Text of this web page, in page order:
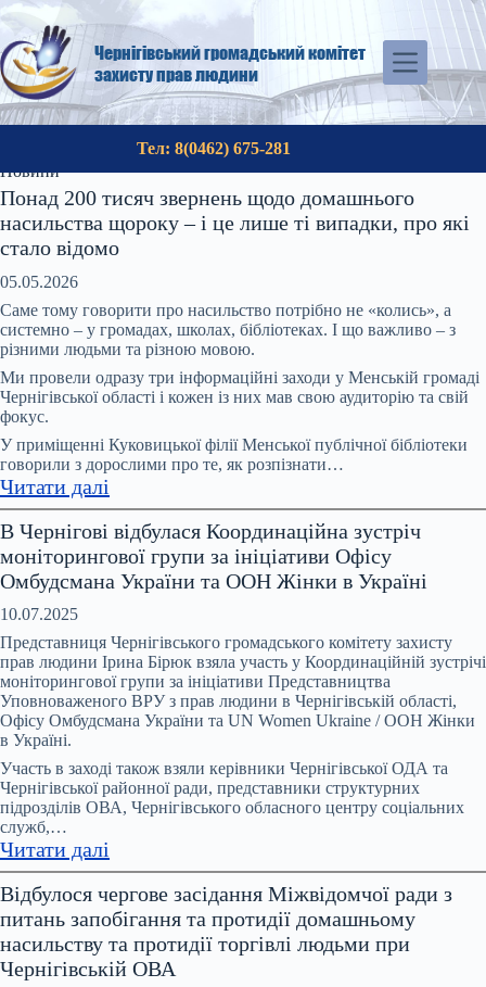
Перейти
до
вмісту
Чернігівський громадський комітет
захисту прав людини
Тел: 8(0462) 675-281
Новини
Понад 200 тисяч звернень щодо домашнього
насильства щороку – і це лише ті випадки, про які
стало відомо
05.05.2026
Саме тому говорити про насильство потрібно не «колись», а
системно – у громадах, школах, бібліотеках. І що важливо – з
різними людьми та різною мовою.
Ми провели одразу три інформаційні заходи у Менській громаді
Чернігівської області і кожен із них мав свою аудиторію та свій
фокус.
У приміщенні Куковицької філії Менської публічної бібліотеки
говорили з дорослими про те, як розпізнати…
Читати далі
Понад
200
тисяч
звернень
домашнього
насильства
щороку
–
це
лише
ті
про
стало
В Чернігові відбулася Координаційна зустріч
моніторингової групи за ініціативи Офісу
Омбудсмана України та ООН Жінки в Україні
10.07.2025
Представниця Чернігівського громадського комітету захисту
прав людини Ірина Бірюк взяла участь у Координаційній зустрічі
моніторингової групи за ініціативи Представництва
Уповноваженого ВРУ з прав людини в Чернігівській області,
Офісу Омбудсмана України та UN Women Ukraine / ООН Жінки
в Україні.
Участь в заході також взяли керівники Чернігівської ОДА та
Чернігівської районної ради, представники структурних
підрозділів ОВА, Чернігівського обласного центру соціальних
служб,…
Читати далі
В
Чернігові
відбулася
Координаційна
зустріч
Відбулося чергове засідання Міжвідомчої ради з
питань запобігання та протидії домашньому
насильству та протидії торгівлі людьми при
Чернігівській ОВА